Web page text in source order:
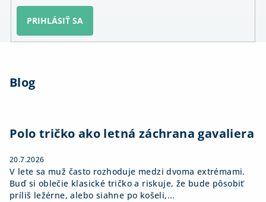
PRIHLÁSIŤ SA
Blog
Polo tričko ako letná záchrana gavaliera
20.7.2026
V lete sa muž často rozhoduje medzi dvoma extrémami.
Buď si oblečie klasické tričko a riskuje, že bude pôsobiť
príliš ležérne, alebo siahne po košeli,...